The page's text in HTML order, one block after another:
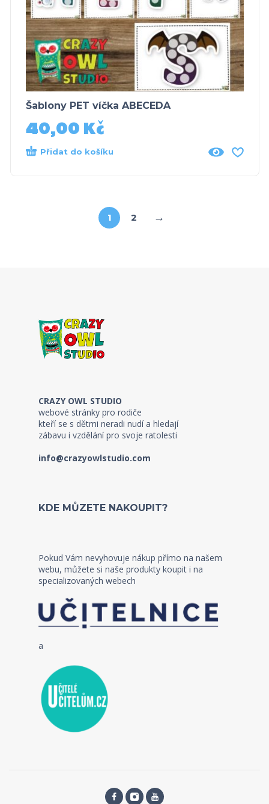
Šablony PET víčka ABECEDA
40,00 Kč
Přidat do košíku
1 2 →
CRAZY OWL STUDIO
webové stránky pro rodiče
kteří se s dětmi neradi nudí a hledají
zábavu i vzdělání pro svoje ratolesti
info@crazyowlstudio.com
KDE MŮZETE NAKOUPIT?
Pokud Vám nevyhovuje nákup přímo na našem
webu, můžete si naše produkty koupit i na
specializovaných webech
a